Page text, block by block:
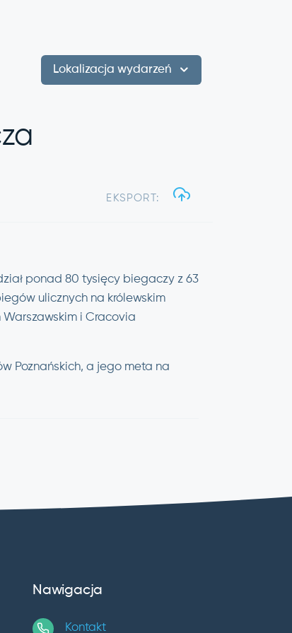
Lokalizacja wydarzeń
EKSPORT:
ponad 80 tysięcy biegaczy z 63
ulicznych na królewskim
i Cracovia
Poznańskich, a jego meta na
Nawigacja
Kontakt